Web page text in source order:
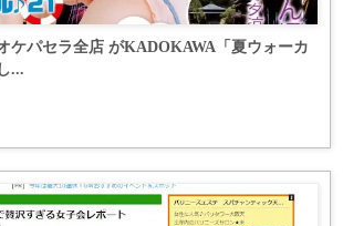
ケパセラ全店 がKADOKAWA「夏ウォーカ
...